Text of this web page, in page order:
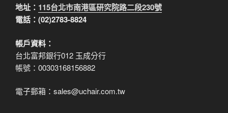
地址： 115台北市南港區研究院路二段230號
電話：(02)2783-8824
帳戶資料：
台北富邦銀行012 玉成分行
帳號：00303168156882
電子郵箱：sales@uchair.com.tw